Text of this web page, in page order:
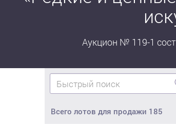
Аукцион № 119-1
Всего лотов для продажи 185